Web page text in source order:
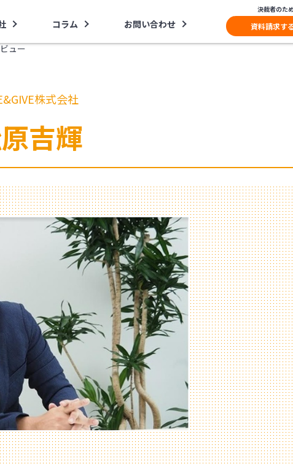
コラム お問い合わせ
決裁者のた
資料請求す
ュー
株式会社
吉輝